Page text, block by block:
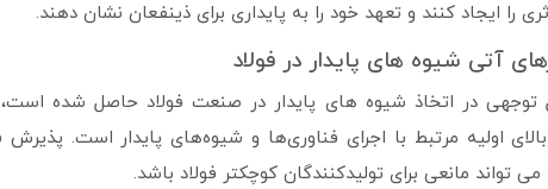
ایجاد کنند و تعهد خود را به پایداری برای ذینفعان نشان دهند.
آتی شیوه های پایدار در فولاد
توجهی در اتخاذ شیوه های پایدار در صنعت فولاد حاصل شده
اولیه مرتبط با اجرای فناوری‌ها و شیوه‌های پایدار است. پذیرش
تواند مانعی برای تولیدکنندگان کوچکتر فولاد باشد.